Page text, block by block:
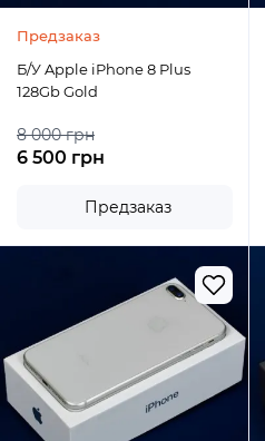
Предзаказ
Б/У Apple iPhone 8 Plus
128Gb Gold
8 000 грн
6 500 грн
Предзаказ